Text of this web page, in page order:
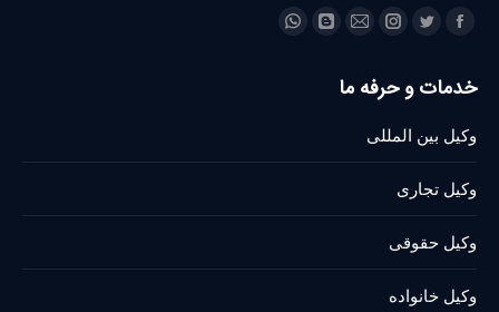
Find us on:
Facebook
opens
new
window
Twitter
opens
new
window
Instagram
opens
Mail
opens
Blogger
Whatsapp
خدمات و حرفه ما
وکیل بین المللی
وکیل تجاری
وکیل حقوقی
وکیل خانواده